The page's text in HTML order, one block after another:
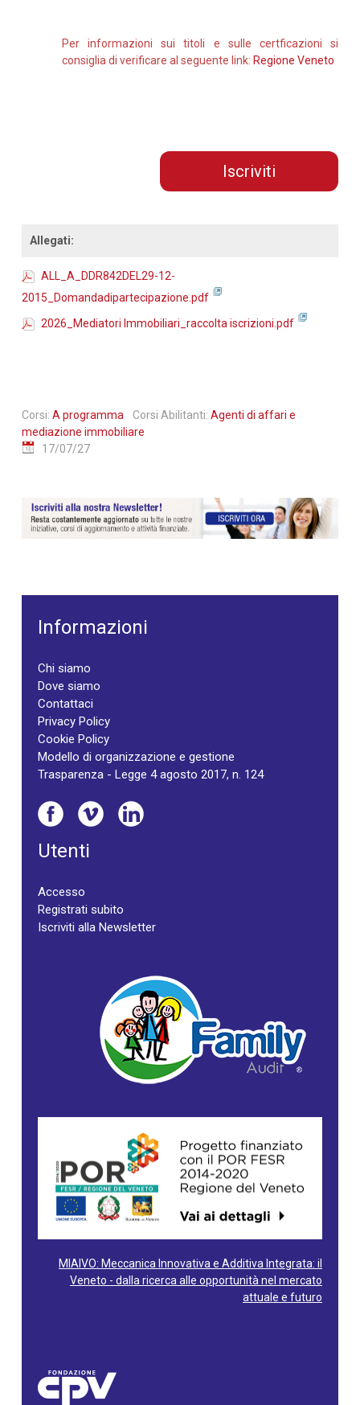
Per informazioni sui titoli e sulle certficazioni si
consiglia di verificare al seguente link: Regione Veneto
Iscriviti
Allegati:
ALL_A_DDR842DEL29-12-
2015_Domandadipartecipazione.pdf
2026_Mediatori Immobiliari_raccolta iscrizioni.pdf
Corsi: A programma Corsi Abilitanti: Agenti di affari e
mediazione immobiliare
17/07/27
Informazioni
Chi siamo
Dove siamo
Contattaci
Privacy Policy
Cookie Policy
Modello di organizzazione e gestione
Trasparenza - Legge 4 agosto 2017, n. 124
Utenti
Accesso
Registrati subito
Iscriviti alla Newsletter
MIAIVO: Meccanica Innovativa e Additiva Integrata: il
Veneto - dalla ricerca alle opportunità nel mercato
attuale e futuro